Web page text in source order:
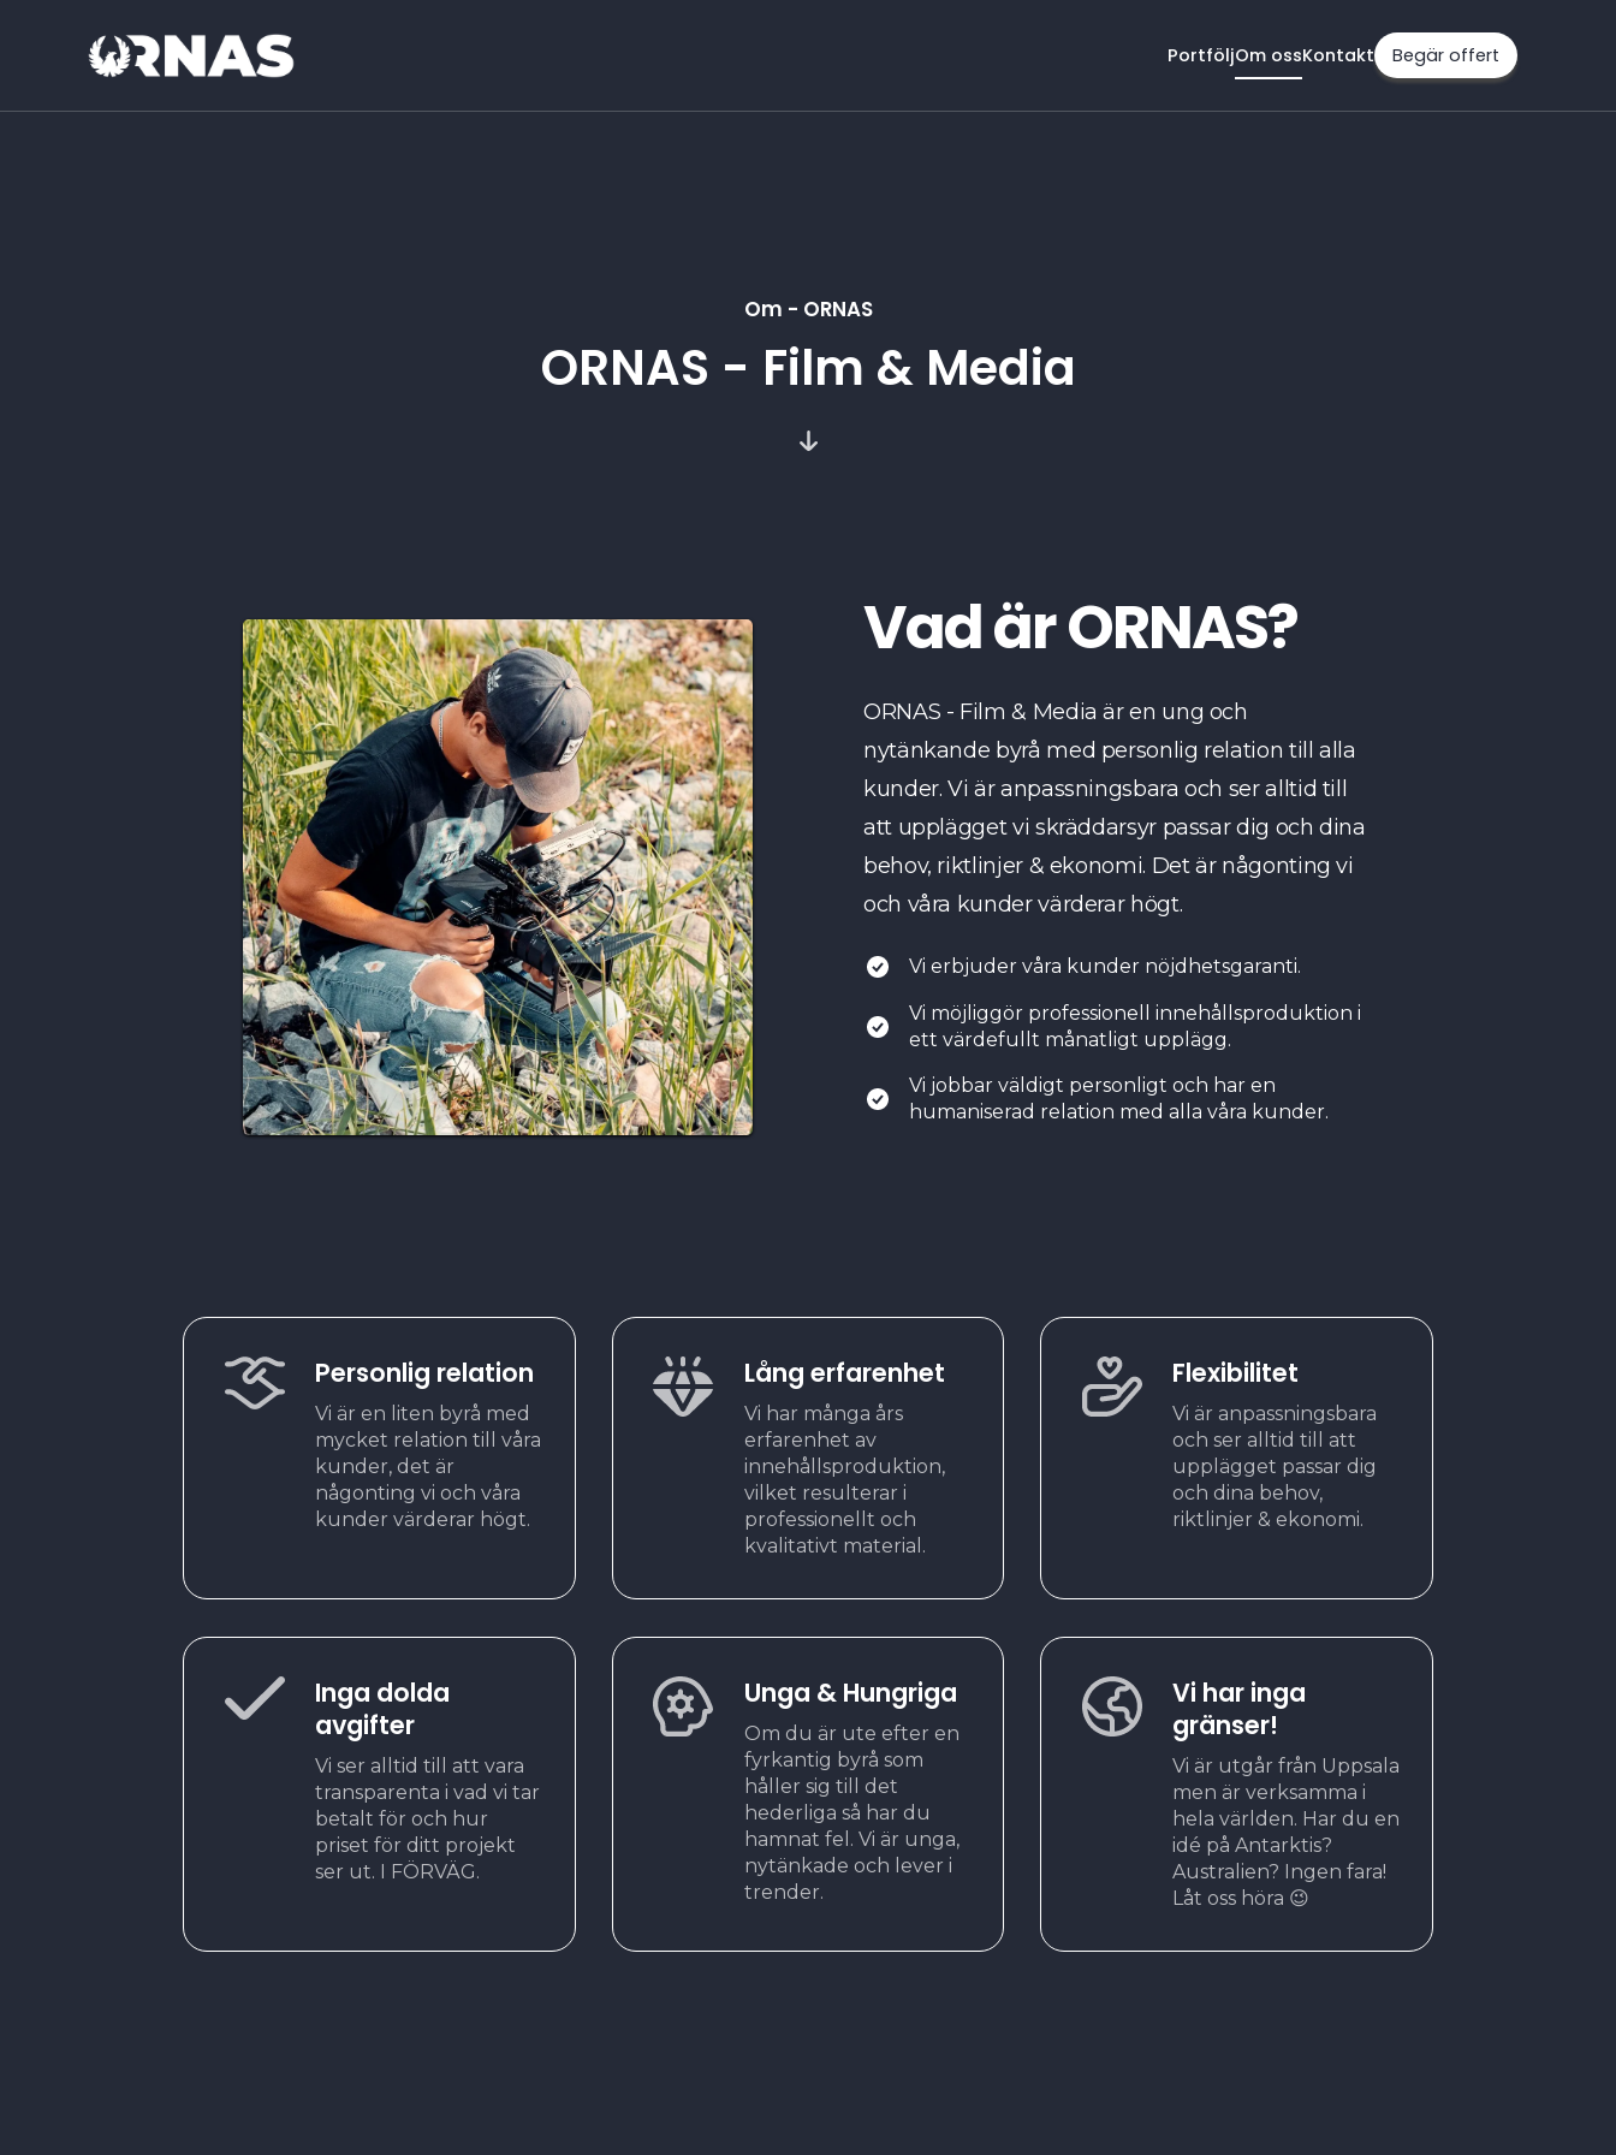
PortföljOm ossKontakt Begär offert
Om - ORNAS
ORNAS - Film & Media
Vad är ORNAS?
ORNAS - Film & Media är en ung och
nytänkande byrå med personlig relation till alla
kunder. Vi är anpassningsbara och ser alltid till
att upplägget vi skräddarsyr passar dig och dina
behov, riktlinjer & ekonomi. Det är någonting vi
och våra kunder värderar högt.
Vi erbjuder våra kunder nöjdhetsgaranti.
Vi möjliggör professionell innehållsproduktion i
ett värdefullt månatligt upplägg.
Vi jobbar väldigt personligt och har en
humaniserad relation med alla våra kunder.
Personlig relation
Vi är en liten byrå med
mycket relation till våra
kunder, det är
någonting vi och våra
kunder värderar högt.
Lång erfarenhet
Vi har många års
erfarenhet av
innehållsproduktion,
vilket resulterar i
professionellt och
kvalitativt material.
Flexibilitet
Vi är anpassningsbara
och ser alltid till att
upplägget passar dig
och dina behov,
riktlinjer & ekonomi.
Inga dolda
avgifter
Vi ser alltid till att vara
transparenta i vad vi tar
betalt för och hur
priset för ditt projekt
ser ut. I FÖRVÄG.
Unga & Hungriga
Om du är ute efter en
fyrkantig byrå som
håller sig till det
hederliga så har du
hamnat fel. Vi är unga,
nytänkade och lever i
trender.
Vi har inga
gränser!
Vi är utgår från Uppsala
men är verksamma i
hela världen. Har du en
idé på Antarktis?
Australien? Ingen fara!
Låt oss höra 😉